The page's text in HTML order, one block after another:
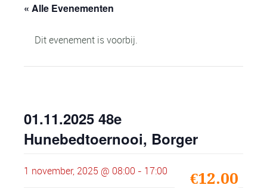
« Alle Evenementen
Dit evenement is voorbij.
01.11.2025 48e
Hunebedtoernooi, Borger
1 november, 2025 @ 08:00 - 17:00 €12.00